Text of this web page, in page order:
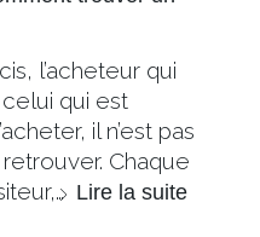
l’acheteur qui
qui est
il n’est pas
Chaque
Lire la suite